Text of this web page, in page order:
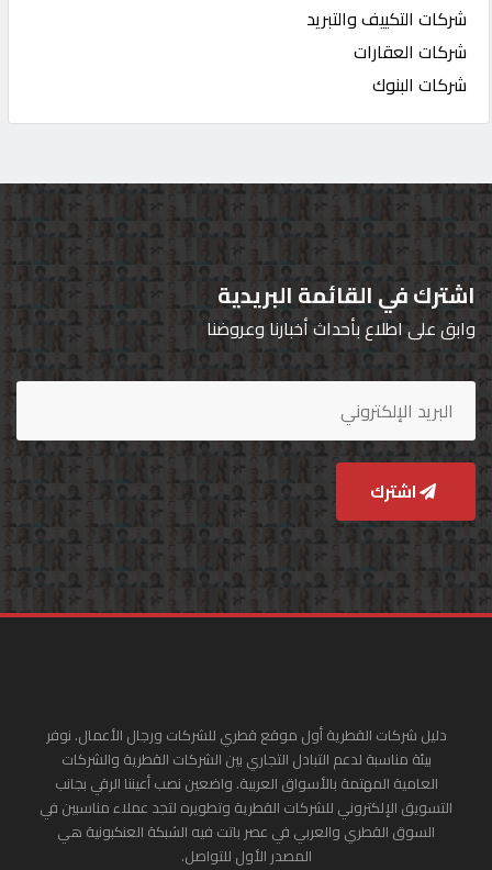
شركات التكييف والتبريد
شركات العقارات
شركات البنوك
اشترك في القائمة البريدية
وابق على اطلاع بأحداث أخبارنا وعروضنا
اشترك
دليل شركات القطرية أول موقع قطري للشركات ورجال الأعمال. نوفر
بيئة مناسبة لدعم التبادل التجاري بين الشركات القطرية والشركات
العامية المهتمة بالأسواق العربية. واضعين نصب أعيننا الرقي بجانب
التسويق الإلكتروني للشركات القطرية وتطويره لتجد عملاء مناسبين في
السوق القطري والعربي في عصر باتت فيه الشبكة العنكبونية هي
المصدر الأول للتواصل.